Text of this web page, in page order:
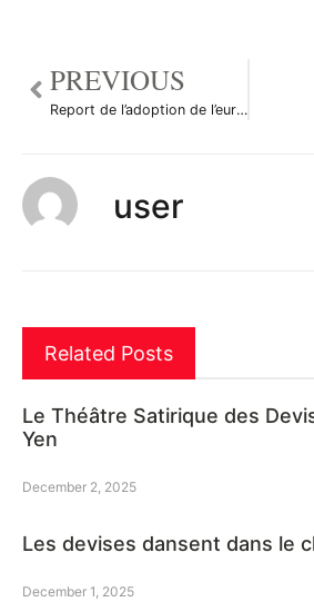
PREVIOUS
Report de l’adoption de l’euro en Pologne
user
Related Posts
Le Théâtre Satirique des
Yen
December 2, 2025
Les devises dansent dans le
December 1, 2025